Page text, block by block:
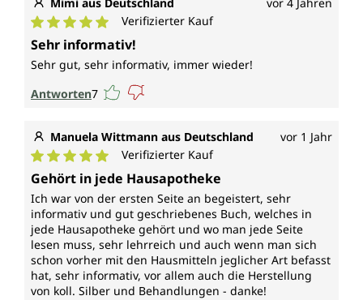
Durchschnittliche Bewertung von 5 von 5 Sternen
Verifizierter Kauf
Sehr informativ!
Sehr gut, sehr informativ, immer wieder!
Antworten7
Manuela Wittmann aus Deutschland vor 1 Jahr
Durchschnittliche Bewertung von 5 von 5 Sternen
Verifizierter Kauf
Gehört in jede Hausapotheke
Ich war von der ersten Seite an begeistert, sehr
informativ und gut geschriebenes Buch, welches in
jede Hausapotheke gehört und wo man jede Seite
lesen muss, sehr lehrreich und auch wenn man sich
schon vorher mit den Hausmitteln jeglicher Art befasst
hat, sehr informativ, vor allem auch die Herstellung
von koll. Silber und Behandlungen - danke!